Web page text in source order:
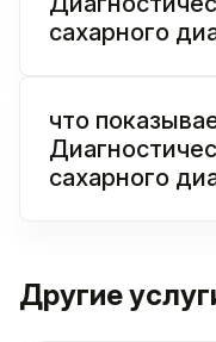
сахарного
что
сахарного
Другие